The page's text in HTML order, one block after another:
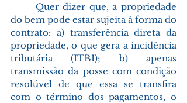
do bem pode estar sujeita à forma do
contrato: a) transferência direta da
propriedade, o que gera a incidência
tributária (ITBI); b) apenas
transmissão da posse com condição
resolúvel de que essa se transfira
com o término dos pagamentos, o